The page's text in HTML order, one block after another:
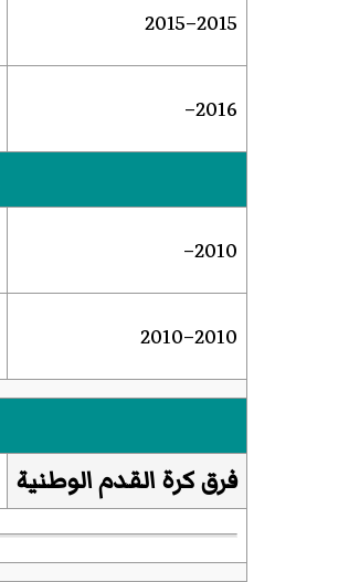
2015–2015
2016–
2010–
2010–2010
فرق كرة القدم الوطنية